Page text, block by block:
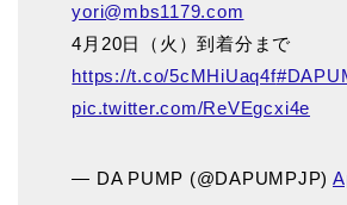
yori@mbs1179.com
4月20日（火）到着分まで
https://t.co/5cMHiUaq4f
pic.twitter.com/ReVEgcxi4e
— DA PUMP (@DAPUMPJP)